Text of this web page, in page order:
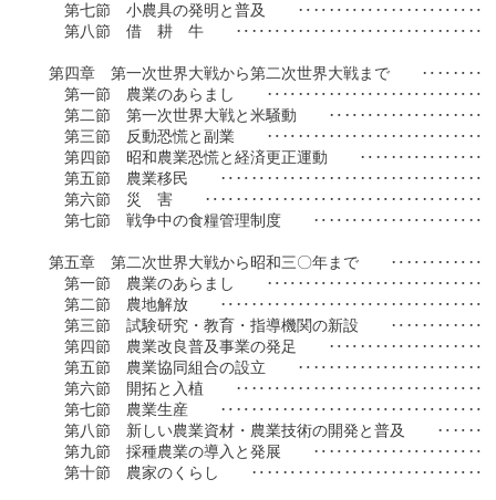
第七節　小農具の発明と普及　　
第八節　借　耕　牛　　
第四章　第一次世界大戦から第二次世界大戦まで　　
第一節　農業のあらまし　　
第二節　第一次世界大戦と米騒動　　
第三節　反動恐慌と副業　　
第四節　昭和農業恐慌と経済更正運動　　
第五節　農業移民　　
第六節　災　害　　
第七節　戦争中の食糧管理制度　　
第五章　第二次世界大戦から昭和三〇年まで　　
第一節　農業のあらまし　　
第二節　農地解放　　
第三節　試験研究・教育・指導機関の新設　　
第四節　農業改良普及事業の発足　　
第五節　農業協同組合の設立　　
第六節　開拓と入植　　
第七節　農業生産　　
第八節　新しい農業資材・農業技術の開発と普及　　
第九節　採種農業の導入と発展　　
第十節　農家のくらし　　